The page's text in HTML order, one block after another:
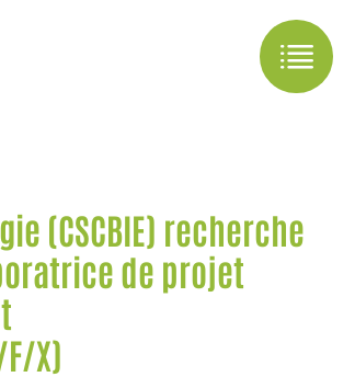
(CSCBIE) recherche
de projet
X)